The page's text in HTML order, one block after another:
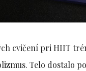
cvičení pri HIIT
Telo dostalo